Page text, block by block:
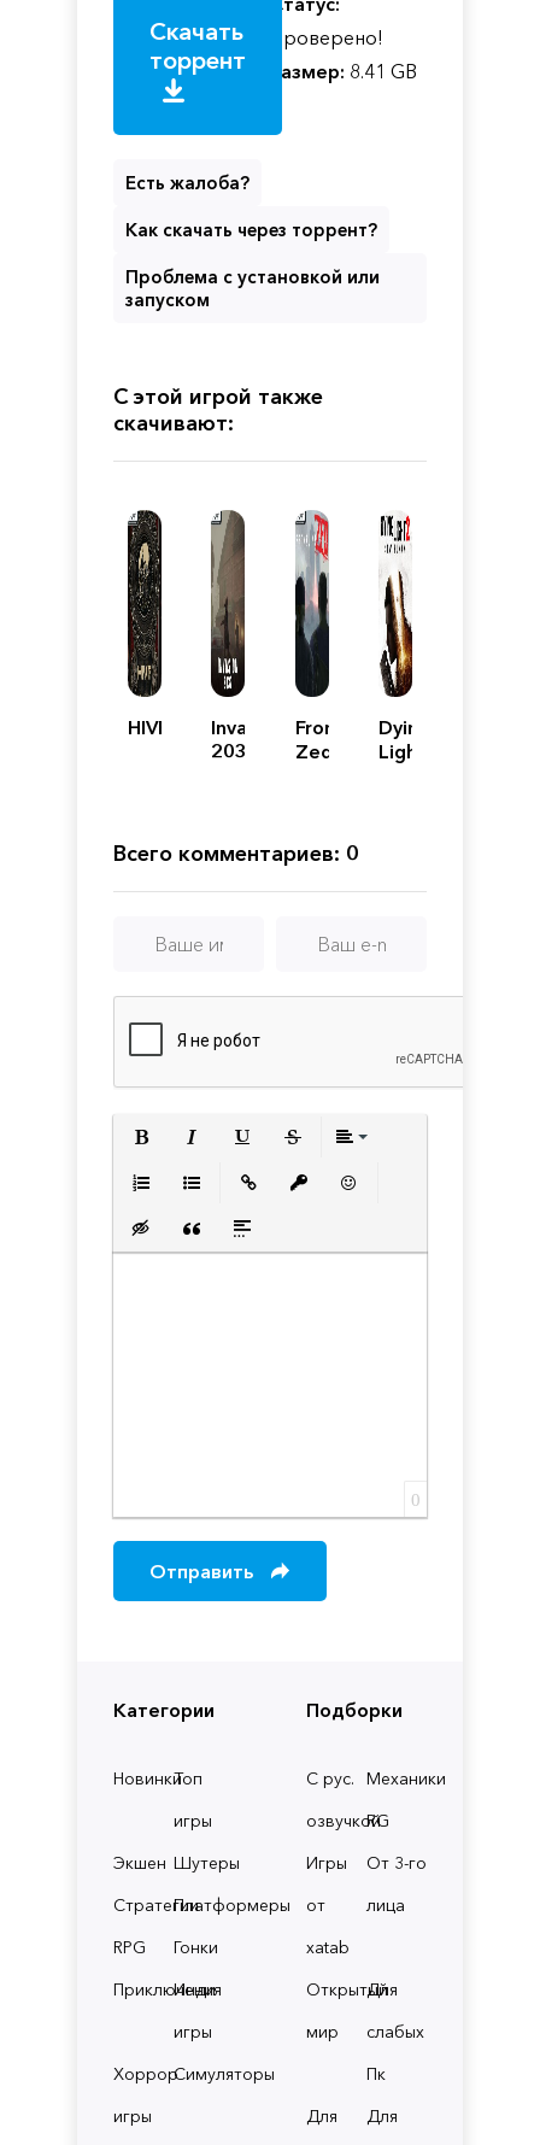
Категории
НовинкиТоп
игры
Экшен Шутеры
СтратегииПлатформеры
RPG
Гонки
Приключения
Инди
игры
Хоррор
игры
Симуляторы
Подборки
С рус.
озвучкой
Механики
RG
Игры
от
xatab
От 3-го
лица
Открытый
мир
Для
слабых
Пк
Для
Для
Скачать
торрент
Проверено!
Размер: 8.41 GB
Есть жалоба?
Как скачать через торрент?
Проблема с установкой или
запуском
С этой игрой также
скачивают:
HIVE
Invasion
2037
Frontline
Zed
Dying
Light
Всего комментариев: 0
Вставка скрытого текста
Вставка цитаты
Вставка спойлера
0
Отправить